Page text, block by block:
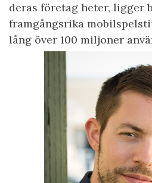
deras företag heter, ligger
framgångsrika
lång över 100 miljoner